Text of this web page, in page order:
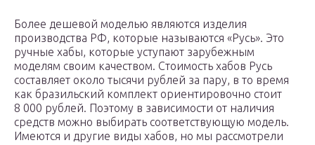
Более дешевой моделью являются изделия
производства РФ, которые называются «Русь». Это
ручные хабы, которые уступают зарубежным
моделям своим качеством. Стоимость хабов Русь
составляет около тысячи рублей за пару, в то время
как бразильский комплект ориентировочно стоит
8 000 рублей. Поэтому в зависимости от наличия
средств можно выбирать соответствующую модель.
Имеются и другие виды хабов, но мы рассмотрели